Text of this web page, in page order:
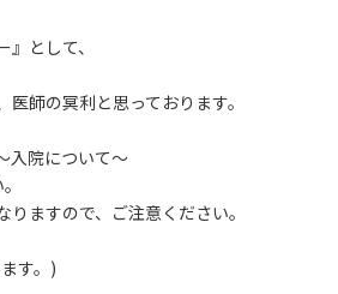
として、
師の冥利と思っております。
入院について～
ますので、ご注意ください。
す。)